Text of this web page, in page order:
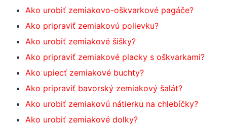
Ako urobiť zemiakovo-oškvarkové pagáče?
Ako pripraviť zemiakovú polievku?
Ako urobiť zemiakové šišky?
Ako pripraviť zemiakové placky s oškvarkami?
Ako upiecť zemiakové buchty?
Ako pripraviť bavorský zemiakový šalát?
Ako urobiť zemiakovú nátierku na chlebíčky?
Ako urobiť zemiakové dolky?